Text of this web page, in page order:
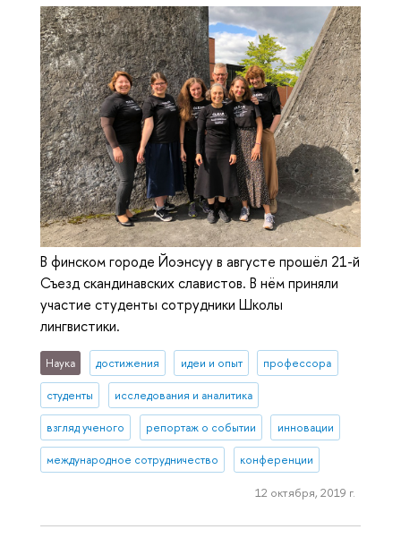
В финском городе Йоэнсуу в августе прошёл 21-й
Съезд скандинавских славистов. В нём приняли
участие студенты сотрудники Школы
лингвистики.
Наука достижения идеи и опыт профессора
студенты исследования и аналитика
взгляд ученого репортаж о событии инновации
международное сотрудничество конференции
12 октября, 2019 г.